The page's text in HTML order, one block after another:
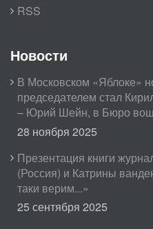
RSS
Новости
В Московском «Яблоке»
председателем стал
– Юрий Шейн, в Бюро
28 ноября 2025
Презентация книги
(Россия) и Катрины
таки верим...»
25 сентября 2025